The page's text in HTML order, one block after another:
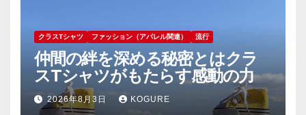
クラスTシャツ ファッション（アパレル関連） 流行
仲間の絆を深める秘密とはクラ
スTシャツがもたらす感動の力
2026年8月3日 KOGURE